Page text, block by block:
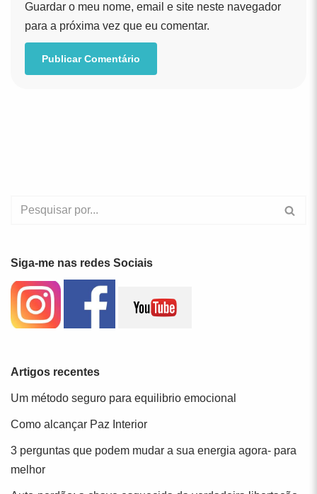
Guardar o meu nome, email e site neste navegador
para a próxima vez que eu comentar.
Siga-me nas redes Sociais
Artigos recentes
Um método seguro para equilibrio emocional
Como alcançar Paz Interior
3 perguntas que podem mudar a sua energia agora- para
melhor